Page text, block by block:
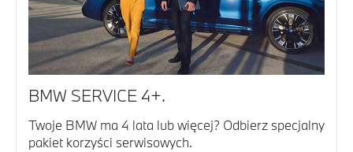
BMW SERVICE 4+.
Twoje BMW ma 4 lata lub więcej? Odbierz specjalny
pakiet korzyści serwisowych.